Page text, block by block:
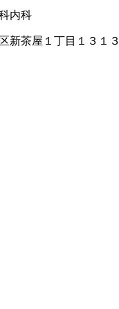
内科
新茶屋１丁目１３１３